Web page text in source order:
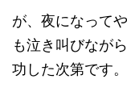
が、夜になって
も泣き叫びなが
功した次第です